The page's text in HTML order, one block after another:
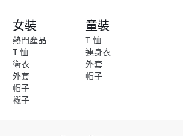
女裝
熱門產品
T 恤
衛衣
外套
帽子
襪子
童裝
T 恤
連身衣
外套
帽子